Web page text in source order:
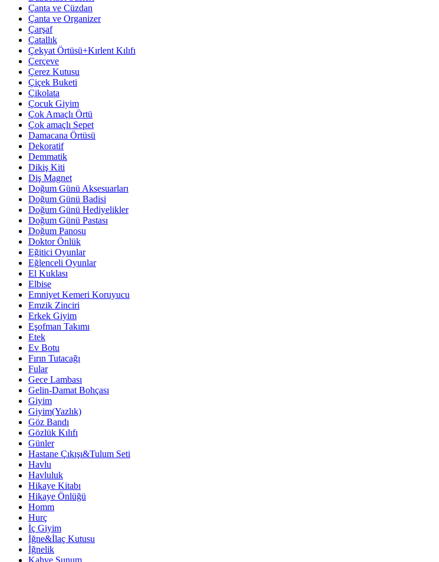
Çanta ve Cüzdan
Çanta ve Organizer
Çarşaf
Çatallık
Çekyat Örtüsü+Kırlent Kılıfı
Çerçeve
Çerez Kutusu
Çiçek Buketi
Çikolata
Çocuk Giyim
Çok Amaçlı Örtü
Çok amaçlı Sepet
Damacana Örtüsü
Dekoratif
Demmatik
Dikiş Kiti
Diş Magnet
Doğum Günü Aksesuarları
Doğum Günü Badisi
Doğum Günü Hediyelikler
Doğum Günü Pastası
Doğum Panosu
Doktor Önlük
Eğitici Oyunlar
Eğlenceli Oyunlar
El Kuklası
Elbise
Emniyet Kemeri Koruyucu
Emzik Zinciri
Erkek Giyim
Eşofman Takımı
Etek
Ev Botu
Fırın Tutacağı
Fular
Gece Lambası
Gelin-Damat Bohçası
Giyim
Giyim(Yazlık)
Göz Bandı
Gözlük Kılıfı
Günler
Hastane Çıkışı&Tulum Seti
Havlu
Havluluk
Hikaye Kitabı
Hikaye Önlüğü
Homm
Hurç
İç Giyim
İğne&İlaç Kutusu
İğnelik